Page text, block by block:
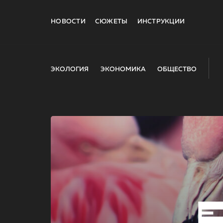
НОВОСТИ СЮЖЕТЫ ИНСТРУКЦИИ
ЭКОЛОГИЯ ЭКОНОМИКА ОБЩЕСТВО